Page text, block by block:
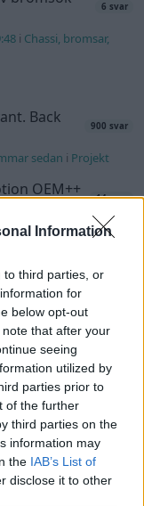
Information
to third parties, or
for
below opt-out
that after your
seeing
utilized by
parties prior to
of the further
third parties on the
information may
the IAB’s List of
disclose it to other
6 svar
i Chassi, bromsar,
Back
900 svar
sedan i Projekt
OEM++
14 svar
19 timmar sedani
eller
iProjekt
ZL-1! 551 svar
23:01iProjekt
22:10iProjekt
2559 svar
21:09i Projekt